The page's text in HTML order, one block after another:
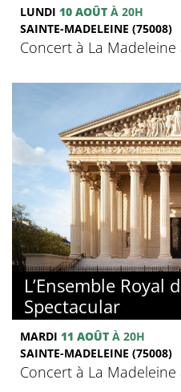
LUNDI 10 AOÛT À 20H
SAINTE-MADELEINE (75008)
Concert à La Madeleine
L’Ensemble Royal
Spectacular
MARDI 11 AOÛT À 20H
SAINTE-MADELEINE (75008)
Concert à La Madeleine